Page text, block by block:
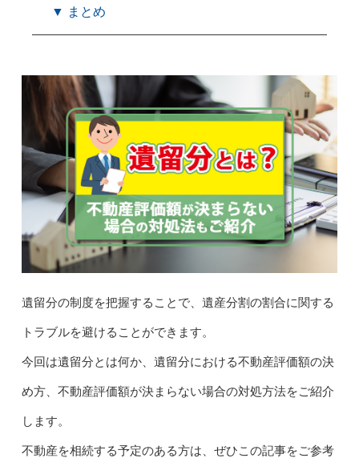
▼ まとめ
遺留分の制度を把握することで、遺産分割の割合に関する
トラブルを避けることができます。
今回は遺留分とは何か、遺留分における不動産評価額の決
め方、不動産評価額が決まらない場合の対処方法をご紹介
します。
不動産を相続する予定のある方は、ぜひこの記事をご参考